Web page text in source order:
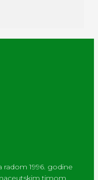
1996. godine